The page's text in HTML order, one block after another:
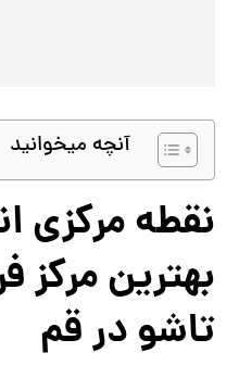
آنچه میخوانید
نقطه مرکزی
بهترین مرکز
تاشو در قم